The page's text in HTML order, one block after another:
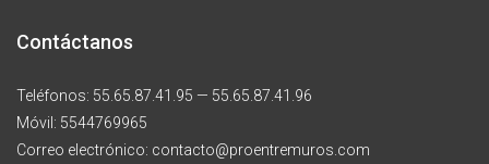
Contáctanos
Teléfonos: 55.65.87.41.95 — 55.65.87.41.96
Móvil: 5544769965
Correo electrónico: contacto@proentremuros.com